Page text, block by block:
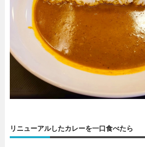
リニューアルしたカレーを一口食べたら